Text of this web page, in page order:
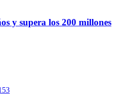
y supera los 200 millones